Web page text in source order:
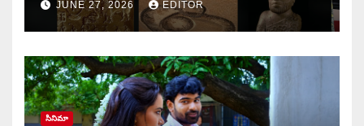
JUNE 27, 2026 EDITOR
సినిమా